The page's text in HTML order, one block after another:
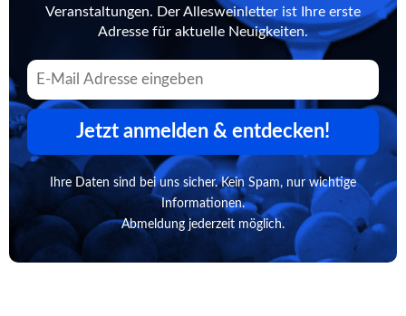
Veranstaltungen. Der Allesweinletter ist Ihre erste
Adresse für aktuelle Neuigkeiten.
Jetzt anmelden & entdecken!
Ihre Daten sind bei uns sicher. Kein Spam, nur wichtige
Informationen.
Abmeldung jederzeit möglich.